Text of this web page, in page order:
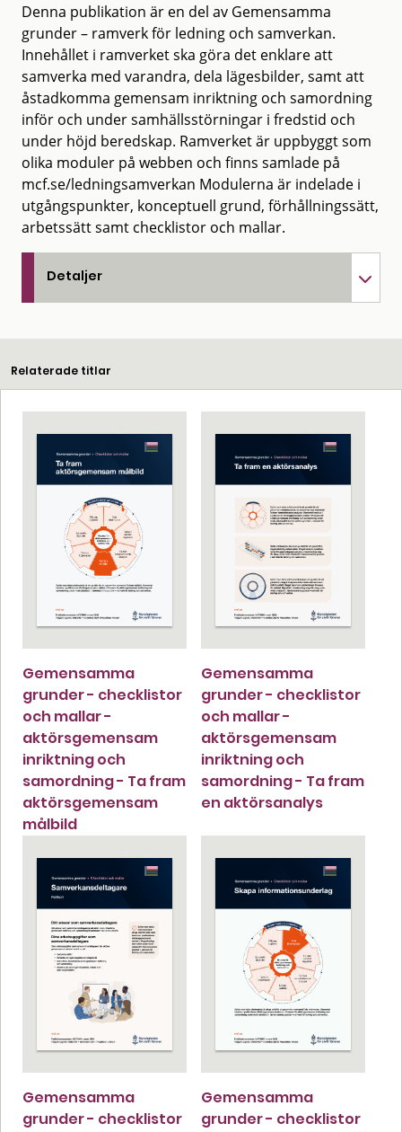
Denna publikation är en del av Gemensamma
grunder – ramverk för ledning och samverkan.
Innehållet i ramverket ska göra det enklare att
samverka med varandra, dela lägesbilder, samt att
åstadkomma gemensam inriktning och samordning
inför och under samhällsstörningar i fredstid och
under höjd beredskap. Ramverket är uppbyggt som
olika moduler på webben och finns samlade på
mcf.se/ledningsamverkan Modulerna är indelade i
utgångspunkter, konceptuell grund, förhållningssätt,
arbetssätt samt checklistor och mallar.
Detaljer
Relaterade titlar
Gemensamma
grunder - checklistor
och mallar -
aktörsgemensam
inriktning och
samordning - Ta fram
aktörsgemensam
målbild
Gemensamma
grunder - checklistor
och mallar -
aktörsgemensam
inriktning och
samordning - Ta fram
en aktörsanalys
Gemensamma
grunder - checklistor
Gemensamma
grunder - checklistor